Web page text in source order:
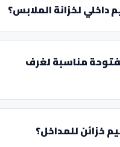
لخزانة الملابس؟
مناسبة لغرف
خزائن للمداخل؟